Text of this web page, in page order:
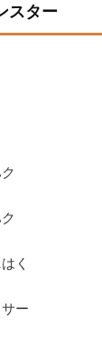
スター
く
ー